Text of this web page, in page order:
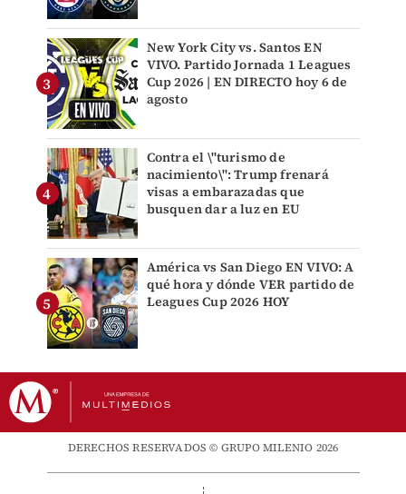
New York City vs. Santos EN
VIVO. Partido Jornada 1 Leagues
Cup 2026 | EN DIRECTO hoy 6 de
agosto
Contra el \"turismo de
nacimiento\": Trump frenará
visas a embarazadas que
busquen dar a luz en EU
América vs San Diego EN VIVO: A
qué hora y dónde VER partido de
Leagues Cup 2026 HOY
DERECHOS RESERVADOS © GRUPO MILENIO 2026